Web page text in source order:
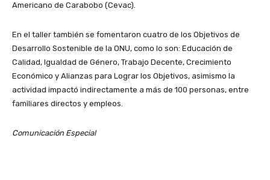
Americano de Carabobo (Cevac).
En el taller también se fomentaron cuatro de los Objetivos de
Desarrollo Sostenible de la ONU, como lo son: Educación de
Calidad, Igualdad de Género, Trabajo Decente, Crecimiento
Económico y Alianzas para Lograr los Objetivos, asimismo la
actividad impactó indirectamente a más de 100 personas, entre
familiares directos y empleos.
Comunicación Especial